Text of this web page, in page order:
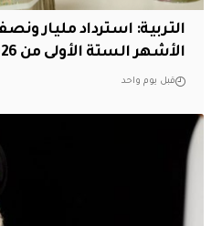
التربية: استرداد مليار
الأشهر الستة الأولى من 2026
قبل يوم واحد